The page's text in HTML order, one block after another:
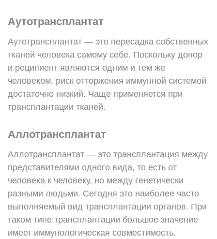
Аутотрансплантат
Аутотрансплантат — это пересадка собственных
тканей человека самому себе. Поскольку донор
и реципиент являются одним и тем же
человеком, риск отторжения иммунной системой
достаточно низкий. Чаще применяется при
трансплантации тканей.
Аллотрансплантат
Аллотрансплантат — это трансплантация между
представителями одного вида, то есть от
человека к человеку, но между генетически
разными людьми. Сегодня это наиболее часто
выполняемый вид трансплантации органов. При
таком типе трансплантации большое значение
имеет иммунологическая совместимость.